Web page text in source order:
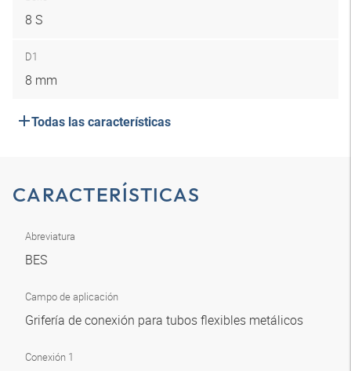
8 S
D1
8 mm
Todas las características
CARACTERÍSTICAS
Abreviatura
BES
Campo de aplicación
Grifería de conexión para tubos flexibles metálicos
Conexión 1